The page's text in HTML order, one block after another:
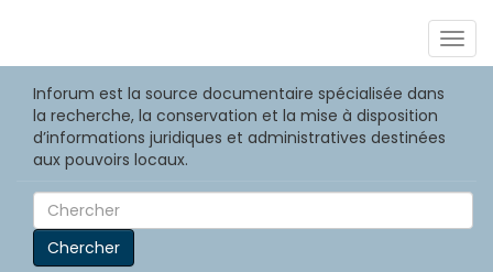
Inforum est la source documentaire spécialisée dans
la recherche, la conservation et la mise à disposition
d’informations juridiques et administratives destinées
aux pouvoirs locaux.
Chercher